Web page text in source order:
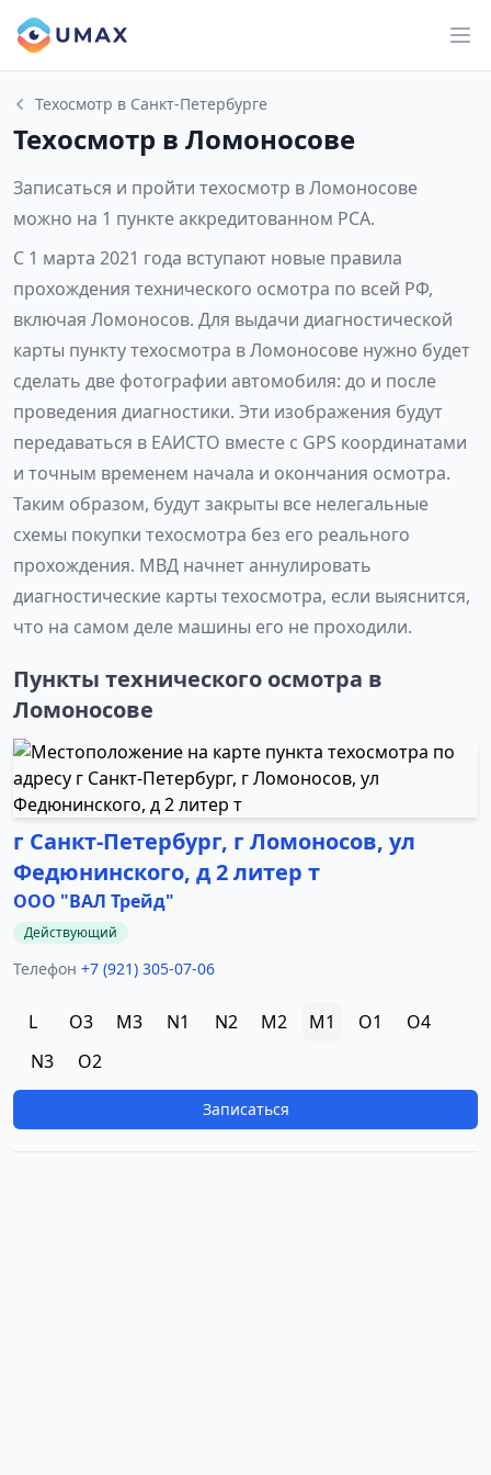
Техосмотр в Санкт-Петербурге
Техосмотр в Ломоносове
Записаться и пройти техосмотр в Ломоносове
можно на 1 пункте аккредитованном РСА.
С 1 марта 2021 года вступают новые правила
прохождения технического осмотра по всей РФ,
включая Ломоносов. Для выдачи диагностической
карты пункту техосмотра в Ломоносове нужно будет
сделать две фотографии автомобиля: до и после
проведения диагностики. Эти изображения будут
передаваться в ЕАИСТО вместе с GPS координатами
и точным временем начала и окончания осмотра.
Таким образом, будут закрыты все нелегальные
схемы покупки техосмотра без его реального
прохождения. МВД начнет аннулировать
диагностические карты техосмотра, если выяснится,
что на самом деле машины его не проходили.
Пункты технического осмотра в
Ломоносове
г Санкт-Петербург, г Ломоносов, ул
Федюнинского, д 2 литер т
ООО "ВАЛ Трейд"
Действующий
Телефон +7 (921) 305-07-06
L O3 M3 N1 N2 M2 M1 O1
O4
N3
O2
Записаться